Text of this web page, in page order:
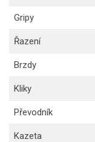
Gripy
Řazení
Brzdy
Kliky
Převodník
Kazeta